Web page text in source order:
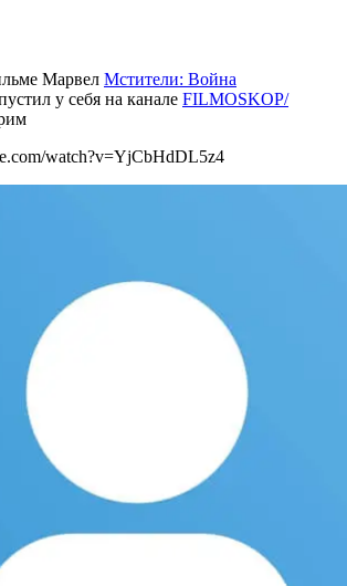
Марвел Мстители: Война
у себя на канале FILMOSKOP/
watch?v=YjCbHdDL5z4